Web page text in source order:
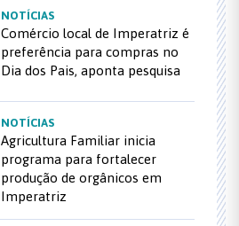
NOTÍCIAS
Comércio local de Imperatriz é
preferência para compras no
Dia dos Pais, aponta pesquisa
NOTÍCIAS
Agricultura Familiar inicia
programa para fortalecer
produção de orgânicos em
Imperatriz